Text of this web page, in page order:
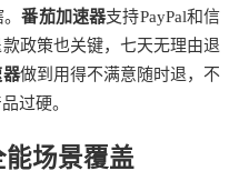
。番茄加速器支持PayPal和信
政策也关键，七天无理由退
做到用得不满意随时退，不
过硬。
场景覆盖